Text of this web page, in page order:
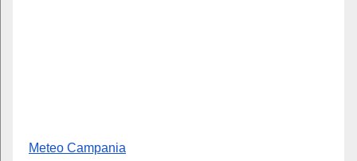
Meteo Campania